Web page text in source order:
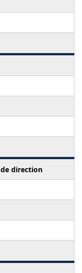
direction